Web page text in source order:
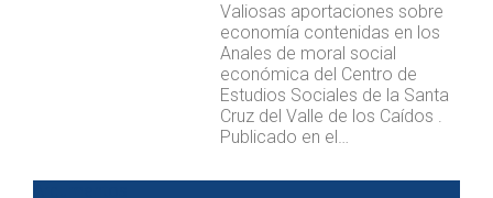
Valiosas aportaciones sobre
economía contenidas en los
Anales de moral social
económica del Centro de
Estudios Sociales de la Santa
Cruz del Valle de los Caídos .
Publicado en el…